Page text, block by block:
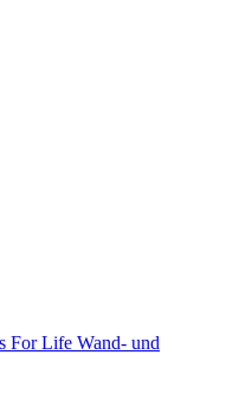
For Life Wand- und